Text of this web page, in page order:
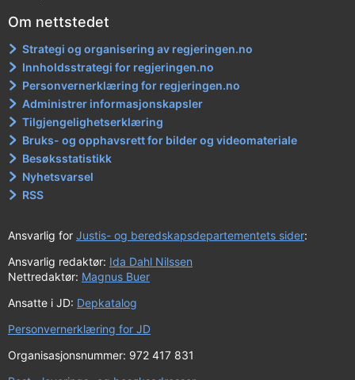
Om nettstedet
Strategi og organisering av regjeringen.no
Innholdsstrategi for regjeringen.no
Personvernerklæring for regjeringen.no
Administrer informasjonskapsler
Tilgjengelighetserklæring
Bruks- og opphavsrett for bilder og videomateriale
Besøksstatistikk
Nyhetsvarsel
RSS
Ansvarlig for Justis- og beredskapsdepartementets sider:
Ansvarlig redaktør: Ida Dahl Nilssen
Nettredaktør: Magnus Buer
Ansatte i JD: Depkatalog
Personvernerklæring for JD
Organisasjonsnummer: 972 417 831